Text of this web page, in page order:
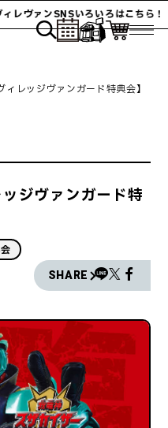
レヴァンSNSいろいろはこちら！
ィレッジヴァンガード特典会】
ジヴァンガード特
SHARE